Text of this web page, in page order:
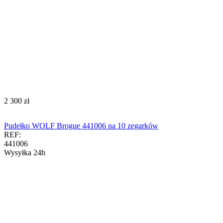
‍2 300‍ zł
Pudełko WOLF Brogue 441006 na 10 zegarków
REF:
441006
Wysyłka 24h